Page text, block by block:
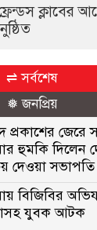
⇌ সর্বশেষ
❅ জনপ্রিয়
প্রকাশের জেরে
হুমকি দিলেন
দেওয়া সভাপতি
বিজিবির
যুবক আটক